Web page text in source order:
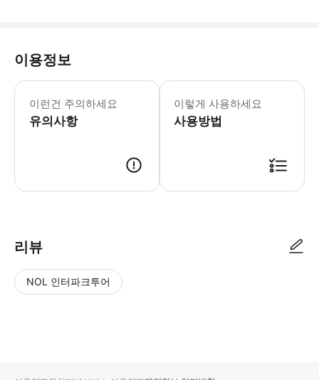
이용정보
이런건 주의하세요
유의사항
* 소요시간 : 150분 (옵션에 따라 소요
이렇게 사용하세요
사용방법
리뷰
NOL 인터파크투어